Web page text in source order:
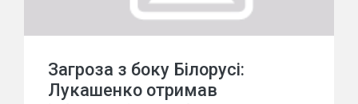
Загроза з боку Білорусі:
Лукашенко отримав